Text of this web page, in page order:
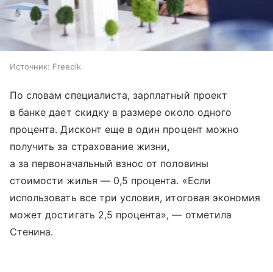
Источник: Freepik
По словам специалиста, зарплатный проект
в банке дает скидку в размере около одного
процента. Дисконт еще в один процент можно
получить за страхование жизни,
а за первоначальный взнос от половины
стоимости жилья — 0,5 процента. «Если
использовать все три условия, итоговая экономия
может достигать 2,5 процента», — отметила
Стенина.